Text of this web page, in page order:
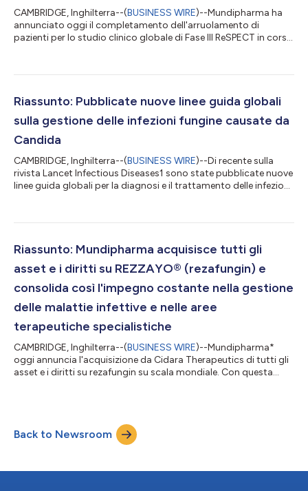
CAMBRIDGE, Inghilterra--(BUSINESS WIRE)--Mundipharma ha
annunciato oggi il completamento dell'arruolamento di
pazienti per lo studio clinico globale di Fase III ReSPECT in corso
cieco, controllato di Fase III, volto a confrontare rezafungin con
infezioni fungine invasive causate da Candida, Aspergillus e
Riassunto: Pubblicate nuove linee guida globali
sulla gestione delle infezioni fungine causate da
Candida
CAMBRIDGE, Inghilterra--(BUSINESS WIRE)--Di recente sulla
rivista Lancet Infectious Diseases1 sono state pubblicate nuove
linee guida globali per la diagnosi e il trattamento delle infezioni
tutto il mondo. Queste linee guida globali sono state sviluppate
professor Professor Dr. Oliver A. Cornely e dalla Dr.ssa Rosa...
Riassunto: Mundipharma acquisisce tutti gli
asset e i diritti su REZZAYO® (rezafungin) e
consolida così l'impegno costante nella gestione
delle malattie infettive e nelle aree
terapeutiche specialistiche
CAMBRIDGE, Inghilterra--(BUSINESS WIRE)--Mundipharma*
oggi annuncia l'acquisizione da Cidara Therapeutics di tutti gli
asset e i diritti su rezafungin su scala mondiale. Con questa
somministrazione settimanale per il trattamento della
candidosi invasiva negli adulti.1 La candidosi invasiva è una
grave infezione potenzialmente mortale d...
Back to Newsroom